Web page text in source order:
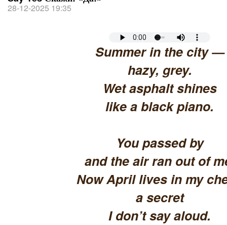
28-12-2025 19:35
Summer in the city —
hazy, grey.
Wet asphalt shines
like a black piano.
You passed by
and the air ran out of
Now April lives in my
a secret
I don’t say aloud.